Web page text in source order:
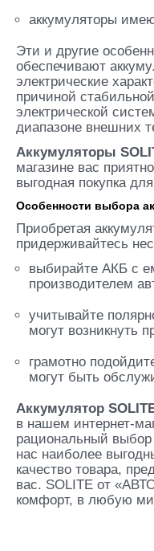
аккумуляторы
Эти и другие
обеспечивают
электрические
причиной
электрической
диапазоне внешних
Аккумуляторы
магазине вас
выгодная покупка
Особенности выбора
Приобретая
придерживайтесь
выбирайте АКБ с
производителем
учитывайте
могут возникнуть
грамотно
могут быть
Аккумулятор
в нашем интернет-
рациональный
нас наиболее
качество товара,
вас. SOLITE от
комфорт, в любую